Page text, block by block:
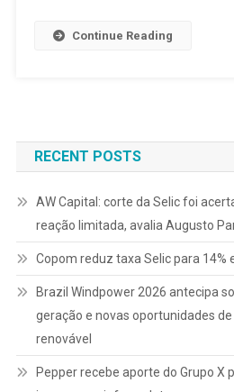
Continue Reading
RECENT POSTS
AW Capital: corte da Selic foi
reação limitada, avalia Augusto
Copom reduz taxa Selic para 14%
Brazil Windpower 2026 antecipa
geração e novas oportunidades
renovável
Pepper recebe aporte do Grupo X